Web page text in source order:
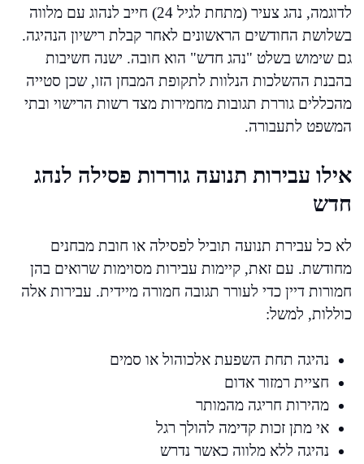
לדוגמה, נהג צעיר (מתחת לגיל 24) חייב לנהוג עם מלווה
בשלושת החודשים הראשונים לאחר קבלת רישיון הנהיגה.
גם שימוש בשלט "נהג חדש" הוא חובה. ישנה חשיבות
בהבנת ההשלכות הנלוות לתקופת המבחן הזו, שכן סטייה
מהכללים גוררת תגובות מחמירות מצד רשות הרישוי ובתי
המשפט לתעבורה.
אילו עבירות תנועה גוררות פסילה לנהג
חדש
לא כל עבירת תנועה תוביל לפסילה או חובת מבחנים
מחודשת. עם זאת, קיימות עבירות מסוימות שרואים בהן
חמורות דיין כדי לעורר תגובה חמורה מיידית. עבירות אלה
כוללות, למשל:
נהיגה תחת השפעת אלכוהול או סמים
חציית רמזור אדום
מהירות חריגה מהמותר
אי מתן זכות קדימה להולך רגל
נהיגה ללא מלווה כאשר נדרש